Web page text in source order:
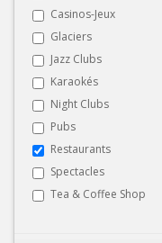
Casinos-Jeux
Glaciers
Jazz Clubs
Karaokés
Night Clubs
Pubs
Restaurants
Spectacles
Tea & Coffee Shop